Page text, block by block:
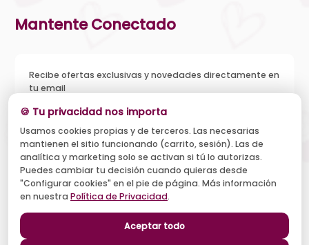
Mantente Conectado
Recibe ofertas exclusivas y novedades directamente en
tu email
Acepto recibir novedades y ofertas, y el tratamiento de mi
email según la Política de Privacidad . Puedo darme de baja
cuando quiera.
Suscribirse
🍪 Tu privacidad nos importa
Usamos cookies propias y de terceros. Las necesarias
mantienen el sitio funcionando (carrito, sesión). Las de
analítica y marketing solo se activan si tú lo autorizas.
Puedes cambiar tu decisión cuando quieras desde
"Configurar cookies" en el pie de página. Más información
en nuestra Política de Privacidad.
Aceptar todo